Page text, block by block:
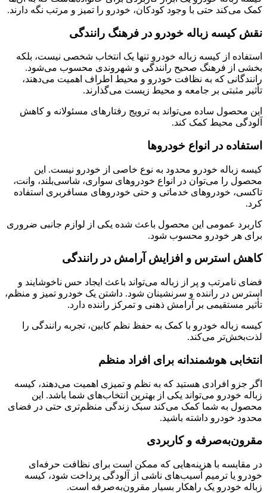
کمک می‌کند حتی با وجود کودکان، خودرو را تمیز و مرتب نگه دارند.
نقش کیسه زباله خودرو در فرهنگ رانندگی
استفاده از کیسه زباله خودرو تنها یک انتخاب شخصی نیست، بلکه
بخشی از فرهنگ صحیح رانندگی و شهروندی محسوب می‌شود.
رانندگانی که به نظافت خودرو و محیط اطراف اهمیت می‌دهند،
تأثیر مثبتی بر جامعه و محیط زیست می‌گذارند.
این محصول ساده می‌تواند به ترویج رفتارهای مسئولانه و کاهش
آلودگی محیط کمک کند.
استفاده در انواع خودروها
کیسه زباله خودرو محدود به نوع خاصی از خودرو نیست. این
محصول را می‌توان در انواع خودروهای سواری، شاسی‌بلند، وانت،
تاکسی، خودروهای خدماتی و حتی خودروهای مسافربری استفاده
کرد.
کاربرد عمومی این محصول باعث شده یکی از لوازم جانبی ضروری
برای هر خودرو محسوب شود.
کاهش استرس و افزایش آرامش در رانندگی
فضای نامرتب و پر از زباله می‌تواند باعث ایجاد حس ناخوشایند و
استرس در راننده و سرنشینان شود. داشتن یک خودرو تمیز و منظم،
تأثیر مستقیمی بر آرامش ذهنی و تمرکز راننده دارد.
کیسه زباله خودرو با کمک به حفظ نظم کابین، تجربه رانندگی را
لذت‌بخش‌تر می‌کند.
انتخابی هوشمندانه برای افراد منظم
اگر جزو افرادی هستید که به نظم و تمیزی اهمیت می‌دهند، کیسه
زباله خودرو می‌تواند یکی از بهترین انتخاب‌های شما باشد. این
محصول به شما کمک می‌کند سبک زندگی منظم‌تری حتی در فضای
محدود خودرو داشته باشید.
مقرون‌به‌صرفه و کاربردی
در مقایسه با هزینه‌هایی که ممکن است برای نظافت حرفه‌ای
خودرو یا ترمیم آسیب‌های ناشی از آلودگی پرداخت شود، کیسه
زباله خودرو یک راهکار بسیار مقرون‌به‌صرفه است.